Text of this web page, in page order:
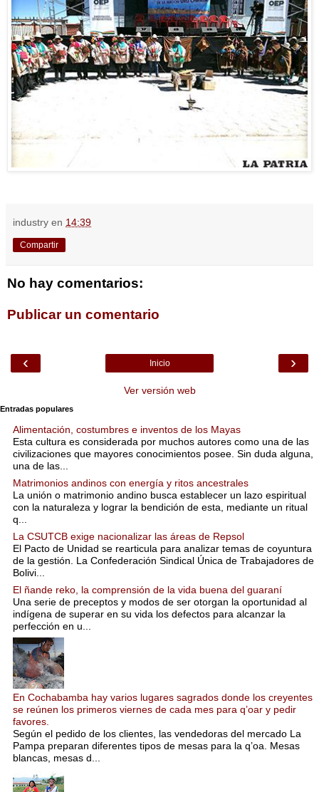
industry en 14:39
Compartir
No hay comentarios:
Publicar un comentario
‹ ›
Inicio
Ver versión web
Entradas populares
Alimentación, costumbres e inventos de los Mayas
Esta cultura es considerada por muchos autores como una de las
civilizaciones que mayores conocimientos posee. Sin duda alguna,
una de las...
Matrimonios andinos con energía y ritos ancestrales
La unión o matrimonio andino busca establecer un lazo espiritual
con la naturaleza y lograr la bendición de esta, mediante un ritual
q...
La CSUTCB exige nacionalizar las áreas de Repsol
El Pacto de Unidad se rearticula para analizar temas de coyuntura
de la gestión. La Confederación Sindical Única de Trabajadores de
Bolivi...
El ñande reko, la comprensión de la vida buena del guaraní
Una serie de preceptos y modos de ser otorgan la oportunidad al
indígena de superar en su vida los defectos para alcanzar la
perfección en u...
En Cochabamba hay varios lugares sagrados donde los creyentes
se reúnen los primeros viernes de cada mes para q’oar y pedir
favores.
Según el pedido de los clientes, las vendedoras del mercado La
Pampa preparan diferentes tipos de mesas para la q’oa. Mesas
blancas, mesas d...